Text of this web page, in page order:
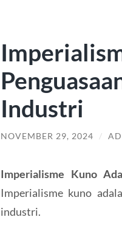
Industri
NOVEMBER 29, 2024 /
Imperialisme Kuno
Imperialisme kuno
industri.